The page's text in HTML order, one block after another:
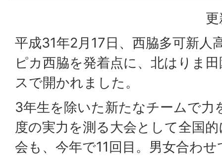
平成31年2月17日、西脇多可新人
ピカ西脇を発着点に、北はりま
スで開かれました。
3年生を除いた新たなチームで力
度の実力を測る大会として全国
会も、今年で11回目。男女合わ